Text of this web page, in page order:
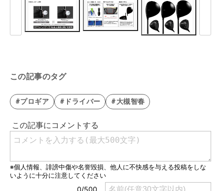
この記事のタグ
#プロギア #ドライバー #大槻智春